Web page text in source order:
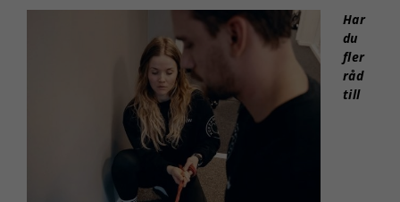
Har
du
fler
råd
till
kunna
förbättra
hemsidans
funktionalitet
uppbyggnad,